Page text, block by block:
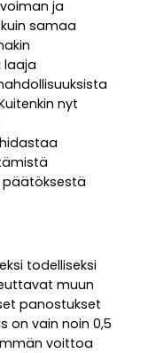
ja
samaa
laaja
nyt
todelliseksi
muun
panostukset
on vain noin 0,5
voittoa